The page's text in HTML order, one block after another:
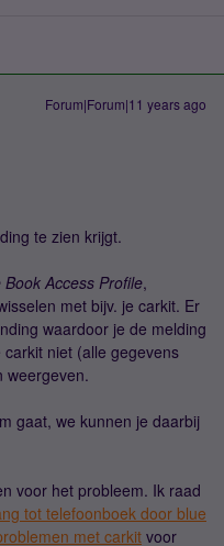
Forum|Forum|11 years ago
te zien krijgt.
Book Access Profile,
met bijv. je carkit. Er
waardoor je de melding
niet (alle gegevens
weergeven.
gaat, we kunnen je daarbij
voor het probleem. Ik raad
tot telefoonboek door blue
met carkit voor